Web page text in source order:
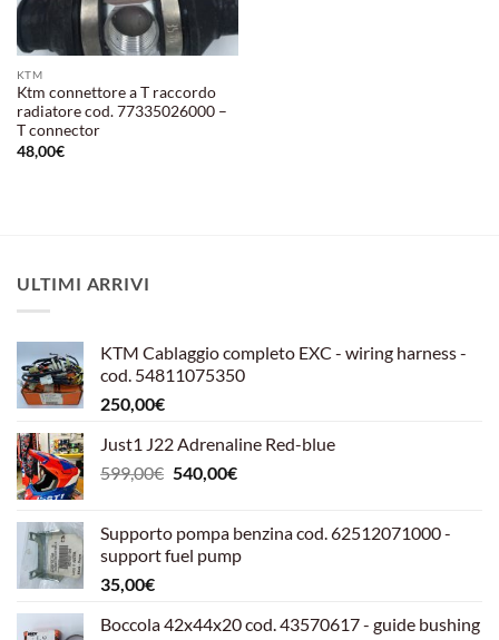
KTM
Ktm connettore a T raccordo
radiatore cod. 77335026000 –
T connector
48,00€
ULTIMI ARRIVI
KTM Cablaggio completo EXC - wiring harness -
cod. 54811075350
250,00€
Just1 J22 Adrenaline Red-blue
599,00€ Il
era:
599,00€.
540,00€Il
è:
540,00€.
Supporto pompa benzina cod. 62512071000 -
support fuel pump
35,00€
Boccola 42x44x20 cod. 43570617 - guide bushing